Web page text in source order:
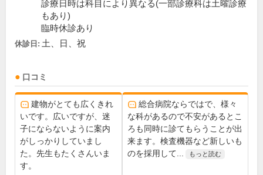
診療日時は科目により異なる(一部診療科は土曜診療
もあり)
臨時休診あり
休診日: 土、日、祝
口コミ
建物がとても広くきれ
いです。広いですが、迷
子にならないように案内
がしっかりしていまし
た。先生もたくさんいま
す。
総合病院ならではで、様々
な科があるので不安があるとこ
ろも同時に診てもらうことが出
来ます。検査機器など新しいも
のを採用して...
もっと読む